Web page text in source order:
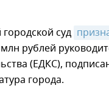
суд
рублей
(ЕДКС),
города.